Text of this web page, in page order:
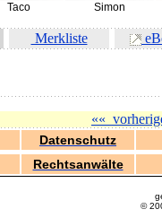
Taco Simon
Merkliste
««
Datenschutz
Rechtsanwälte
©